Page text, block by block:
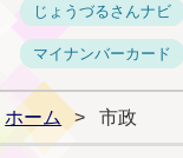
じょうづるさんナビ
マイナンバーカード
ホーム > 市政